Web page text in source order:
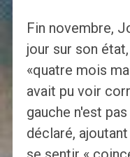
Fin novembre,
jour sur son
«quatre mois
avait pu voir
gauche n'est
déclaré,